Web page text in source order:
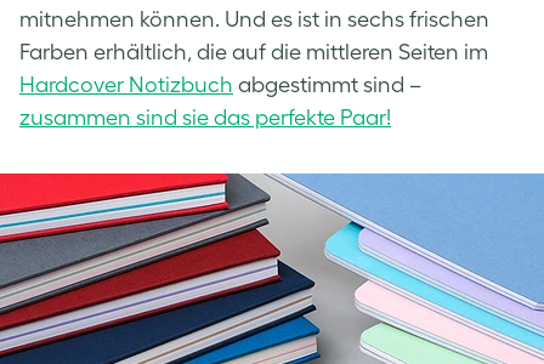
mitnehmen können. Und es ist in sechs frischen
Farben erhältlich, die auf die mittleren Seiten im
Hardcover Notizbuch abgestimmt sind –
zusammen sind sie das perfekte Paar!